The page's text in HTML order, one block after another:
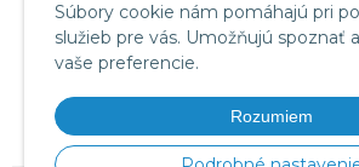
Súbory cookie nám pomáhajú pri
služieb pre vás. Umožňujú spoznať
vaše preferencie.
Rozumiem
Ochrana osobných
Informácie o
Formuláre